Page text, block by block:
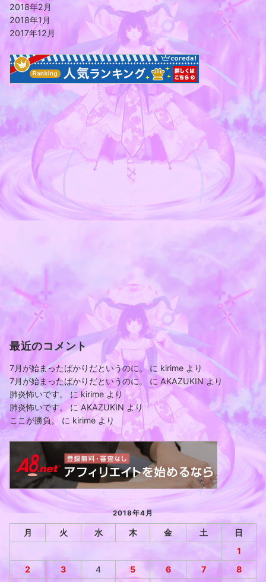
2018年2月
2018年1月
2017年12月
最近のコメント
7月が始まったばかりだというのに。に kirime より
7月が始まったばかりだというのに。
に AKAZUKINより
肺炎怖いです。
にkirime より
肺炎怖いです。にAKAZUKIN より
ここが勝負。
に kirimeより
2018年4月
月 火 水 木 金 土
日
1
2
3 4 5 6 7
8